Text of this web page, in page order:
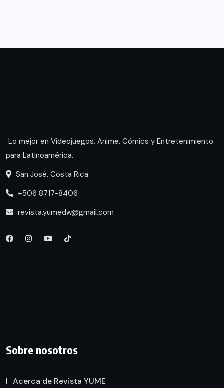
Lo mejor en Videojuegos, Anime, Cómics y Entretenimiento
para Latinoamérica.
San José, Costa Rica
+506 8717-8406
revista.yumedw@gmail.com
Sobre nosotros
Acerca de Revista YUME